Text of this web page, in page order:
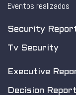
Eventos realizados
Security
Tv Security
Executive
Decision Report